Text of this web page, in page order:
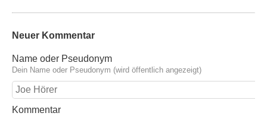
Neuer Kommentar
Name oder Pseudonym
Dein Name oder Pseudonym (wird öffentlich angezeigt)
Kommentar